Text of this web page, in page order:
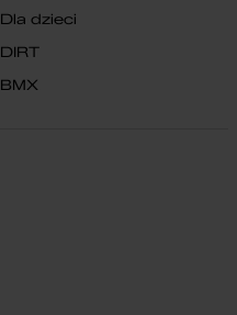
Dla dzieci
DIRT
BMX